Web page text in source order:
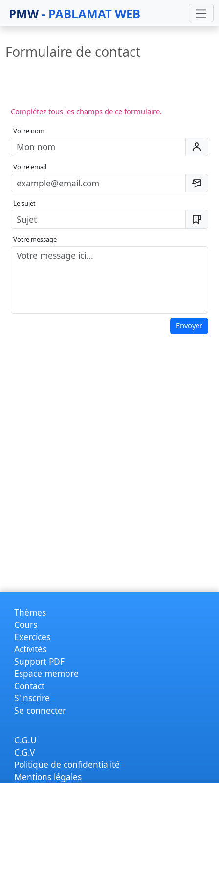
PMW- PABLAMAT WEB
Formulaire de contact
Complétez tous les champs de ce formulaire.
Votre nom
Votre email
Le sujet
Votre message
Envoyer
Thèmes
Cours
Exercices
Activités
Support PDF
Espace membre
Contact
S'inscrire
Se connecter
C.G.U
C.G.V
Politique de confidentialité
Mentions légales